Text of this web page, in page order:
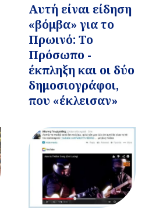
Αυτή είναι είδηση
«βόμβα» για το
Πρωινό: Το
Πρόσωπο -
έκπληξη και οι δύο
δημοσιογράφοι,
που «έκλεισαν»